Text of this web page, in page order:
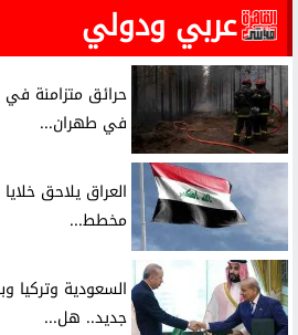
عربي ودولي
حرائق متزامنة في
في طهران...
العراق يلاحق
مخطط...
السعودية وتركيا
جديد.. هل...